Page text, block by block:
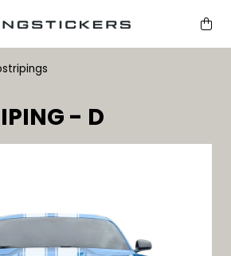
- D